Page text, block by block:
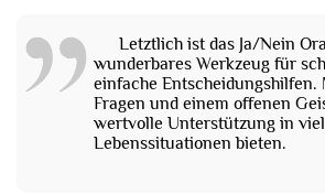
Letztlich ist das Ja/Nein
wunderbares Werkzeug für
einfache
Fragen und einem offenen
wertvolle Unterstützung in
Lebenssituationen bieten.